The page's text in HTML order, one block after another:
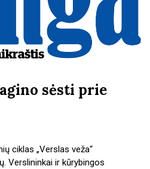
sėsti prie
ciklas „Verslas veža“
Verslininkai ir kūrybingos